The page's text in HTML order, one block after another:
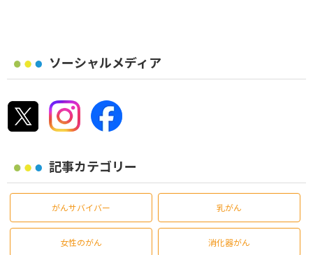
ソーシャルメディア
記事カテゴリー
がんサバイバー 乳がん
女性のがん 消化器がん